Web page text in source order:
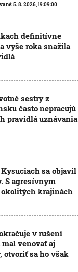
5. 8. 2026, 19:09:00
definitívne
vyše roka snažila
sestry z
často nepracujú
pravidlá uznávania
sa objavil
S agresívnym
krajinách
v rušení
mal venovať aj
otvoriť sa ho však